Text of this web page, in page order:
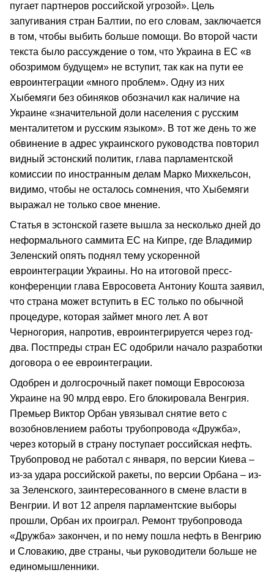
пугает партнеров российской угрозой». Цель
запугивания стран Балтии, по его словам, заключается
в том, чтобы выбить больше помощи. Во второй части
текста было рассуждение о том, что Украина в ЕС «в
обозримом будущем» не вступит, так как на пути ее
евроинтеграции «много проблем». Одну из них
Хыбемяги без обиняков обозначил как наличие на
Украине «значительной доли населения с русским
менталитетом и русским языком». В тот же день то же
обвинение в адрес украинского руководства повторил
видный эстонский политик, глава парламентской
комиссии по иностранным делам Марко Михкельсон,
видимо, чтобы не осталось сомнения, что Хыбемяги
выражал не только свое мнение.
Статья в эстонской газете вышла за несколько дней до
неформального саммита ЕС на Кипре, где Владимир
Зеленский опять поднял тему ускоренной
евроинтеграции Украины. Но на итоговой пресс-
конференции глава Евросовета Антониу Кошта заявил,
что страна может вступить в ЕС только по обычной
процедуре, которая займет много лет. А вот
Черногория, напротив, евроинтегрируется через год-
два. Постпреды стран ЕС одобрили начало разработки
договора о ее евроинтеграции.
Одобрен и долгосрочный пакет помощи Евросоюза
Украине на 90 млрд евро. Его блокировала Венгрия.
Премьер Виктор Орбан увязывал снятие вето с
возобновлением работы трубопровода «Дружба»,
через который в страну поступает российская нефть.
Трубопровод не работал с января, по версии Киева –
из-за удара российской ракеты, по версии Орбана – из-
за Зеленского, заинтересованного в смене власти в
Венгрии. И вот 12 апреля парламентские выборы
прошли, Орбан их проиграл. Ремонт трубопровода
«Дружба» закончен, и по нему пошла нефть в Венгрию
и Словакию, две страны, чьи руководители больше не
единомышленники.